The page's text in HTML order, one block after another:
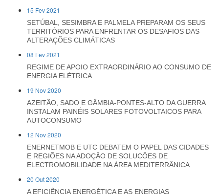
15 Fev 2021
SETÚBAL, SESIMBRA E PALMELA PREPARAM OS SEUS
TERRITÓRIOS PARA ENFRENTAR OS DESAFIOS DAS
ALTERAÇÕES CLIMÁTICAS
08 Fev 2021
REGIME DE APOIO EXTRAORDINÁRIO AO CONSUMO DE
ENERGIA ELÉTRICA
19 Nov 2020
AZEITÃO, SADO E GÂMBIA-PONTES-ALTO DA GUERRA
INSTALAM PAINÉIS SOLARES FOTOVOLTAICOS PARA
AUTOCONSUMO
12 Nov 2020
ENERNETMOB E UTC DEBATEM O PAPEL DAS CIDADES
E REGIÕES NA ADOÇÃO DE SOLUCÕES DE
ELECTROMOBILIDADE NA ÁREA MEDITERRÂNICA
20 Out 2020
A EFICIÊNCIA ENERGÉTICA E AS ENERGIAS